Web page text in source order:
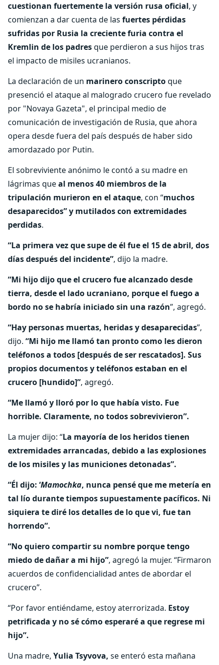
cuestionan fuertemente la versión rusa oficial, y
comienzan a dar cuenta de las fuertes pérdidas
sufridas por Rusia la creciente furia contra el
Kremlin de los padresque perdieron a sus hijos tras
el impacto de misiles ucranianos.
La declaración de un marinero conscriptoque
presenció el ataque al malogrado crucero fue revelado
por "Novaya Gazeta", el principal medio de
comunicación de investigación de Rusia, que ahora
opera desde fuera del país después de haber sido
amordazado por Putin.
El sobreviviente anónimo le contó a su madre en
lágrimas queal menos 40 miembros de la
tripulación murieron en el ataque, con “muchos
desaparecidos” y mutilados con extremidades
perdidas.
“La primera vez que supe de él fue el 15 de abril, dos
días después del incidente”, dijo la madre.
“Mi hijo dijo que el crucero fue alcanzado desde
tierra, desde el lado ucraniano, porque el fuego a
bordo no se habría iniciado sin una razón”, agregó.
“Hay personas muertas, heridas y desaparecidas”,
dijo. “Mi hijo me llamó tan pronto como les dieron
teléfonos a todos [después de ser rescatados]. Sus
propios documentos y teléfonos estaban en el
crucero [hundido]”, agregó.
“Me llamó y lloró por lo que había visto. Fue
horrible. Claramente, no todos sobrevivieron”.
La mujer dijo: “La mayoría de los heridos tienen
extremidades arrancadas, debido a las explosiones
de los misiles y las municiones detonadas”.
“Él dijo: ‘Mamochka, nunca pensé que me metería en
tal lío durante tiempos supuestamente pacíficos. Ni
siquiera te diré los detalles de lo que vi, fue tan
horrendo”.
“No quiero compartir su nombre porque tengo
miedo de dañar a mi hijo”, agregó la mujer. “Firmaron
acuerdos de confidencialidad antes de abordar el
crucero”.
“Por favor entiéndame, estoy aterrorizada. Estoy
petrificada y no sé cómo esperaré a que regrese mi
hijo”.
Una madre, Yulia Tsyvova, se enteró esta mañana